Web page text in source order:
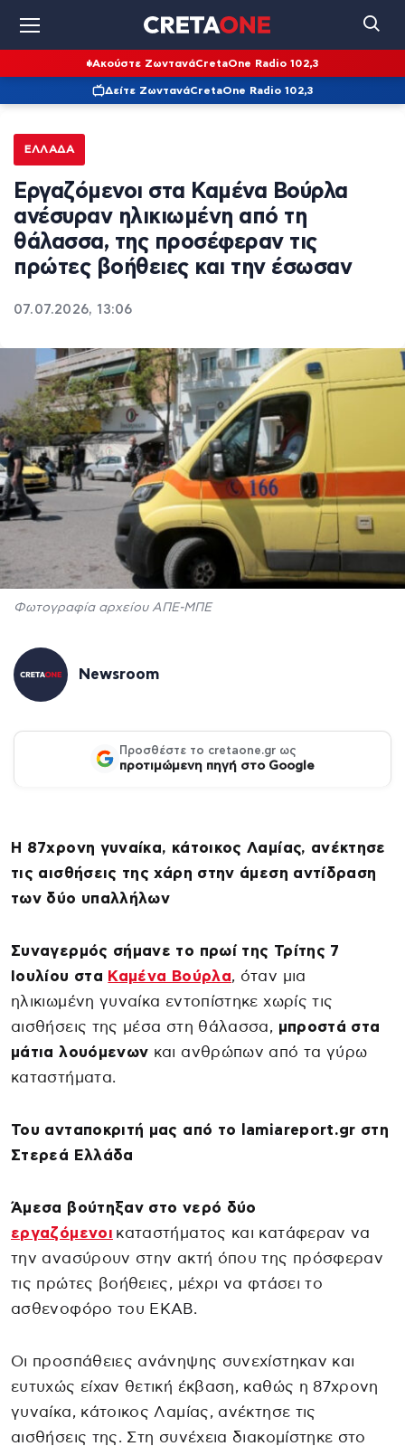
Ακούστε ΖωντανάCretaOne Radio 102,3
Δείτε ΖωντανάCretaOne Radio 102,3
ΕΛΛΆΔΑ
Εργαζόμενοι στα Καμένα Βούρλα
ανέσυραν ηλικιωμένη από τη
θάλασσα, της προσέφεραν τις
πρώτες βοήθειες και την έσωσαν
07.07.2026, 13:06
Φωτογραφία αρχείου ΑΠΕ-ΜΠΕ
Newsroom
Προσθέστε το cretaone.gr ως
προτιμώμενη πηγή στο Google
Η 87χρονη γυναίκα, κάτοικος Λαμίας, ανέκτησε
τις αισθήσεις της χάρη στην άμεση αντίδραση
των δύο υπαλλήλων
Συναγερμός σήμανε το πρωί της Τρίτης 7
Ιουλίου στα Καμένα Βούρλα, όταν μια
ηλικιωμένη γυναίκα εντοπίστηκε χωρίς τις
αισθήσεις της μέσα στη θάλασσα, μπροστά στα
μάτια λουόμενων και ανθρώπων από τα γύρω
καταστήματα.
Του ανταποκριτή μας από το lamiareport.gr στη
Στερεά Ελλάδα
Άμεσα βούτηξαν στο νερό δύο
εργαζόμενοι καταστήματος και κατάφεραν να
την ανασύρουν στην ακτή όπου της πρόσφεραν
τις πρώτες βοήθειες, μέχρι να φτάσει το
ασθενοφόρο του ΕΚΑΒ.
Οι προσπάθειες ανάνηψης συνεχίστηκαν και
ευτυχώς είχαν θετική έκβαση, καθώς η 87χρονη
γυναίκα, κάτοικος Λαμίας, ανέκτησε τις
αισθήσεις της. Στη συνέχεια διακομίστηκε στο